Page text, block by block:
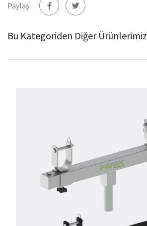
Paylaş
Bu Kategoriden Diğer Ürünlerimiz